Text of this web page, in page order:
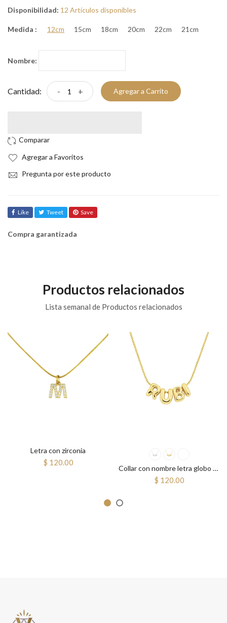
Disponibilidad: 12 Artículos disponibles
Medida : 12cm 15cm 18cm 20cm 22cm 21cm
Nombre:
Cantidad: - + Agregar a Carrito
Agregar a Favoritos
Pregunta por este producto
Like Tweet Save
Compra garantizada
Productos relacionados
Lista semanal de Productos relacionados
Letra con zirconia
$ 120.00
Collar con nombre letra globo mini
$ 120.00